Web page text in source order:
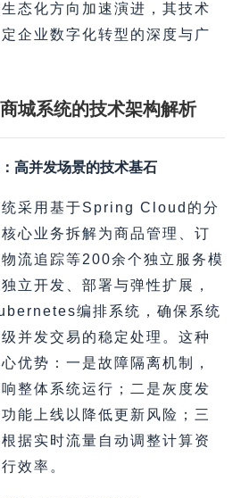
态化方向加速演进，其技术
企业数字化转型的深度与广
城系统的技术架构解析
高并发场景的技术基石
采用基于Spring Cloud的分
心业务拆解为商品管理、订
流追踪等200余个独立服务模
立开发、部署与弹性扩展，
编排系统，确保系统
并发交易的稳定处理。这种
优势：一是故障隔离机制，
整体系统运行；二是灰度发
能上线以降低更新风险；三
据实时流量自动调整计算资
效率。